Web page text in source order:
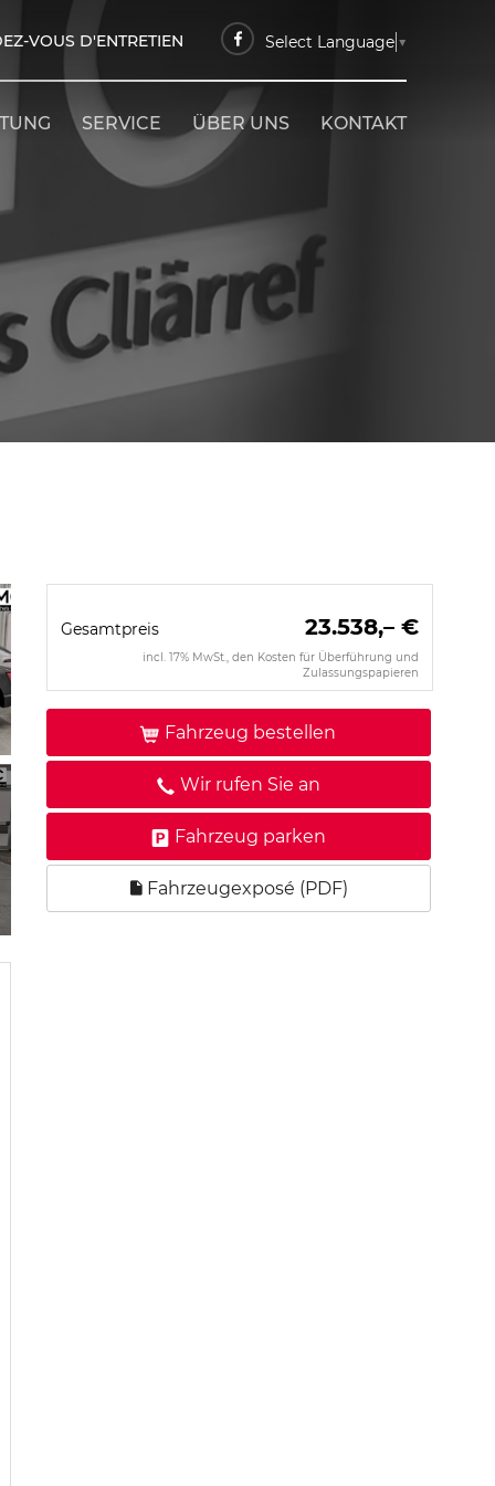
VOUS D'ENTRETIEN Select Language ▼
SERVICE ÜBER UNS KONTAKT
Gesamtpreis 23.538,– €
incl. 17% MwSt., den Kosten für Überführung und
Zulassungspapieren
Fahrzeug bestellen
Wir rufen Sie an
Fahrzeug parken
Fahrzeugexposé (PDF)